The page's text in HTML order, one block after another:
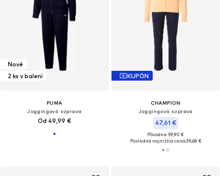
Nové
2 ks v balení
PUMA
Joggingová súprava
Od 49,99 €
KUPÓN
CHAMPION
Joggingová súprava
47,61 €
Pôvodne: 59,90 €
Posledná najnižšia cena:39,68 €